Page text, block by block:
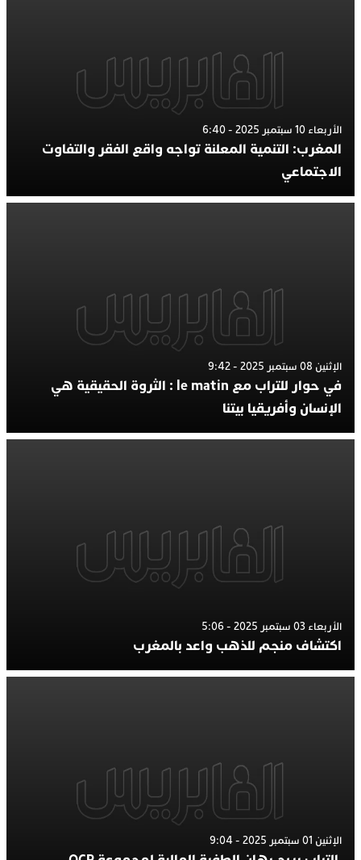
الأربعاء 10 سبتمبر 2025 - 6:40
المغرب: التنمية المعلنة تواجه واقع الفقر والتفاوت
الاجتماعي
الإثنين 08 سبتمبر 2025 - 9:42
في حوار للتراب مع le matin : الثروة الحقيقية هي
الإنسان وأفريقيا بيتنا
الأربعاء 03 سبتمبر 2025 - 5:06
اكتشاف منجم للذهب واعد بالمغرب
الإثنين 01 سبتمبر 2025 - 9:04